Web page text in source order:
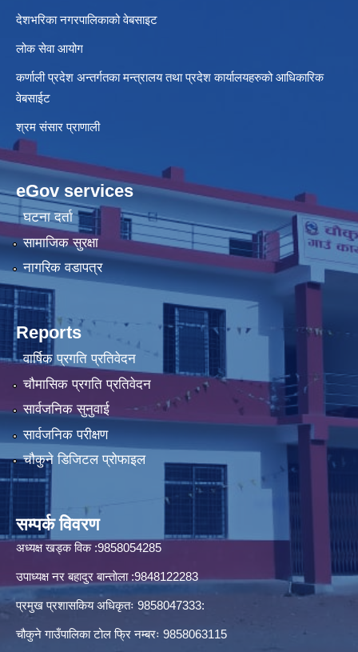
देशभरिका नगरपालिकाको वेबसाइट
लोक सेवा आयोग
कर्णाली प्रदेश अन्तर्गतका मन्त्रालय तथा प्रदेश कार्यालयहरुको आधिकारिक
वेबसाईट
श्रम संसार प्राणाली
eGov services
घटना दर्ता
सामाजिक सुरक्षा
नागरिक वडापत्र
Reports
वार्षिक प्रगति प्रतिवेदन
चौमासिक प्रगति प्रतिवेदन
सार्वजनिक सुनुवाई
सार्वजनिक परीक्षण
चौकुने डिजिटल प्रोफाइल
सम्पर्क विवरण
अध्यक्ष खड्क विक :9858054285
उपाध्यक्ष नर बहादुर बान्ताेला :9848122283
प्रमुख प्रशासकिय अधिकृतः 9858047333:
चौकुने गाउँपालिका टोल फ्रि नम्बरः 9858063115